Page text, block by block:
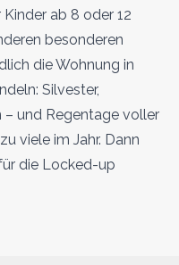
ab 8 oder 12
besonderen
die Wohnung in
Silvester,
– und Regentage voller
viele im Jahr. Dann
die Locked-up